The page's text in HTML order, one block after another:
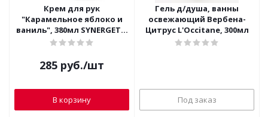
Крем для рук
"Карамельное яблоко и
ваниль", 380мл SYNERGETIC
натуральный
285 руб./шт
В корзину
Гель д/душа, ванны
освежающий Вербена-
Цитрус L'Occitane, 300мл
Под заказ